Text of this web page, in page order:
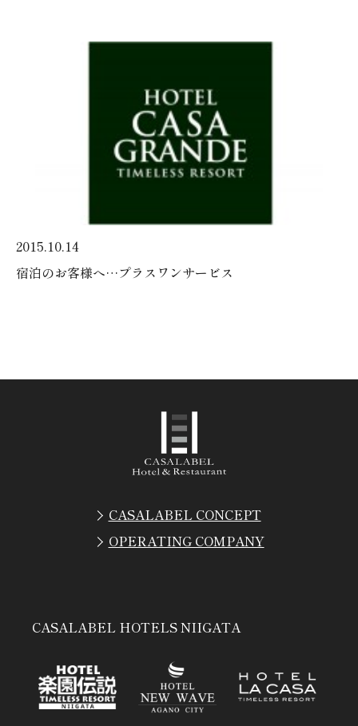
2015.10.14
宿泊のお客様へ…プラスワンサービス
CASALABEL CONCEPT
OPERATING COMPANY
CASALABEL HOTELS NIIGATA